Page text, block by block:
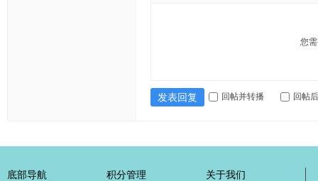
您
发表回复 回帖并转播 回帖
底部导航 积分管理 关于我们